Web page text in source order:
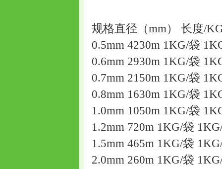
规格直径（mm） 长度/
0.5mm 4230m 1KG/袋
0.6mm 2930m 1KG/袋
0.7mm 2150m 1KG/袋
0.8mm 1630m 1KG/袋
1.0mm 1050m 1KG/袋
1.2mm 720m 1KG/袋
1.5mm 465m 1KG/袋
2.0mm 260m 1KG/袋